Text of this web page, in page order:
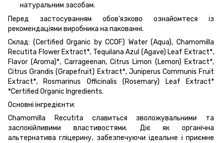
натуральним засобам.
Перед застосуванням обов’язково ознайомтеся із
рекомендаціями виробника на пакованні.
Склад: (Certified Organic by CCOF) Water (Aqua), Chamomilla
Recutita Flower Extract*, Tequilana Azul (Agave) Leaf Extract*,
Flavor (Aroma)*, Carrageenan, Citrus Limon (Lemon) Extract*,
Citrus Grandis (Grapefruit) Extract*, Juniperus Communis Fruit
Extract*, Rosmarinus Officinalis (Rosemary) Leaf Extract*
*Certified Organic Ingredients.
Основні інгредієнти:
Chamomilla Recutita славиться зволожувальними та
заспокійливими властивостями. Діє як органічна
альтернатива гліцерину, забезпечуючи ідеальне і приємне